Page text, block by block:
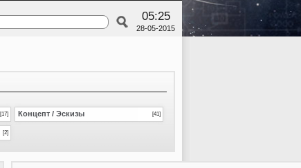
05:25
28-05-2015
[17] Концепт / Эскизы [41]
[2]